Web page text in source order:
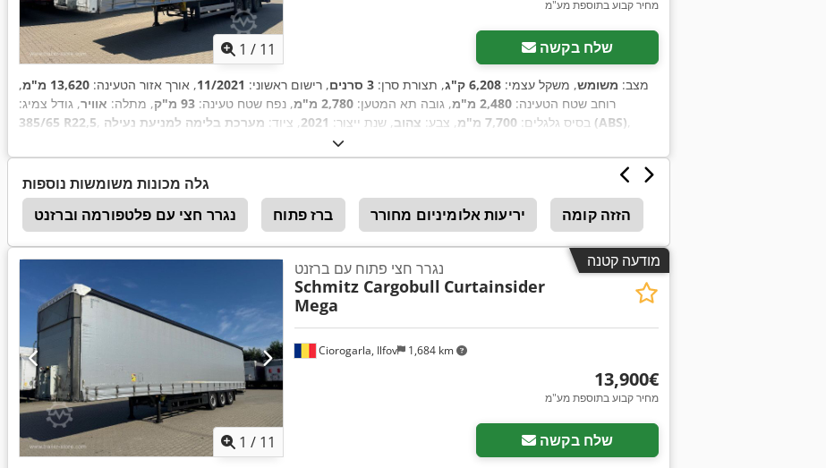
1 / 11
מחיר קבוע בתוספת מע"מ
שלח בקשה
מצב: משומש, משקל עצמי: 6,208 ק"ג , תצורת סרן: 3 סרנים , רישום ראשוני: 11/2021, אורך אזור הטעינה: 13,620 מ"מ
,
רוחב שטח הטעינה: 2,480 מ"מ , גובה תא המטען: 2,780 מ"מ , נפח שטח טעינה: 93 מ"ק , מתלה: אוויר, גודל צמיג:
385/65 R22,5
, בסיס גלגלים: 7,700 מ"מ , צבע: צהוב, שנת ייצור: 2021, ציוד: מערכת בלימה למניעת נעילה (ABS),
גלה מכונות משומשות נוספות
נגרר חצי עם פלטפורמה וברזנט
ברז פתוח יריעות אלומיניום מחורר הזזה קומה
מודעה קטנה
1 / 11
Ciorogarla, Ilfov 1,684 km
נגרר חצי פתוח עם ברזנט
Schmitz Cargobull Curtainsider
Mega
‏13,900 ‏€
מחיר קבוע בתוספת מע"מ
שלח בקשה